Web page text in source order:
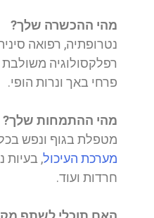
מהי ההכשרה שלך?
נטרופתיה, רפואה
רפלקסולוגיה משולבת
פרחי באך ונרות הופי.
מהי ההתמחות שלך?
מטפלת בגוף ונפש
מערכת העיכול, בעיות
חרדות ועוד.